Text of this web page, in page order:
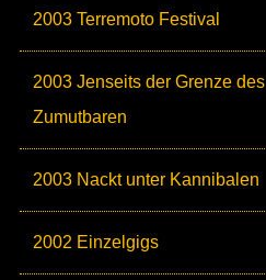
2003 Terremoto Festival
2003 Jenseits der Grenze des
Zumutbaren
2003 Nackt unter Kannibalen
2002 Einzelgigs